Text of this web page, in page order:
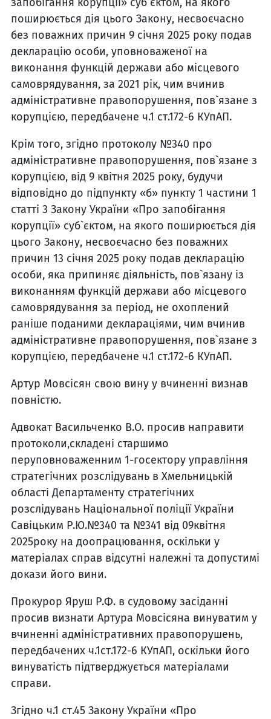
поширюється дія цього Закону, несвоєчасно
без поважних причин 9 січня 2025 року подав
декларацію особи, уповноваженої на
виконання функцій держави або місцевого
самоврядування, за 2021 рік, чим вчинив
адміністративне правопорушення, пов`язане з
корупцією, передбачене ч.1 ст.172-6 КУпАП.
Крім того, згідно протоколу №340 про
адміністративне правопорушення, пов`язане з
корупцією, від 9 квітня 2025 року, будучи
відповідно до підпункту «б» пункту 1 частини 1
статті 3 Закону України «Про запобігання
корупції» суб`єктом, на якого поширюється дія
цього Закону, несвоєчасно без поважних
причин 13 січня 2025 року подав декларацію
особи, яка припиняє діяльність, пов`язану із
виконанням функцій держави або місцевого
самоврядування за період, не охоплений
раніше поданими деклараціями, чим вчинив
адміністративне правопорушення, пов`язане з
корупцією, передбачене ч.1 ст.172-6 КУпАП.
Артур Мовсісян свою вину у вчиненні визнав
повністю.
Адвокат Васильченко В.О. просив направити
протоколи,складені старшимо
перуповноваженним 1-госектору управління
стратегічних розслідувань в Хмельницькій
області Департаменту стратегічних
розслідувань Національної поліції України
Савіцьким Р.Ю.№340 та №341 від 09квітня
2025року на доопрацювання, оскільки у
матеріалах справ відсутні належні та допустимі
докази його вини.
Прокурор Яруш Р.Ф. в судовому засіданні
просив визнати Артура Мовсісяна винуватим у
вчиненні адміністративних правопорушень,
передбачених ч.1ст.172-6 КУпАП, оскільки його
винуватість підтверджується матеріалами
справи.
Згідно ч.1 ст.45 Закону України «Про